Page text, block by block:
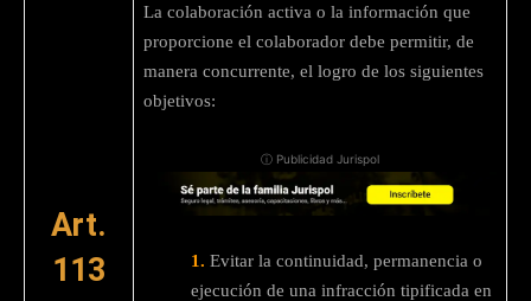
Art.
113
La colaboración activa o la información que
proporcione el colaborador debe permitir, de
manera concurrente, el logro de los siguientes
objetivos:
ⓘ Publicidad Jurispol
1. Evitar la continuidad, permanencia o
ejecución de una infracción tipificada en